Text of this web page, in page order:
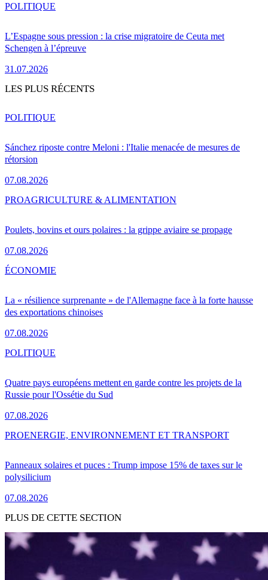
L’Espagne sous pression : la crise migratoire de Ceuta met
Schengen à l’épreuve
31.07.2026
POLITIQUE
LES PLUS RÉCENTS
Sánchez riposte contre Meloni : l'Italie menacée de mesures de
rétorsion
07.08.2026
POLITIQUE
Poulets, bovins et ours polaires : la grippe aviaire se propage
07.08.2026
PROAGRICULTURE & ALIMENTATION
La « résilience surprenante » de l'Allemagne face à la forte hausse
des exportations chinoises
07.08.2026
ÉCONOMIE
Quatre pays européens mettent en garde contre les projets de la
Russie pour l'Ossétie du Sud
07.08.2026
POLITIQUE
Panneaux solaires et puces : Trump impose 15% de taxes sur le
polysilicium
07.08.2026
PROENERGIE, ENVIRONNEMENT ET TRANSPORT
PLUS DE CETTE SECTION